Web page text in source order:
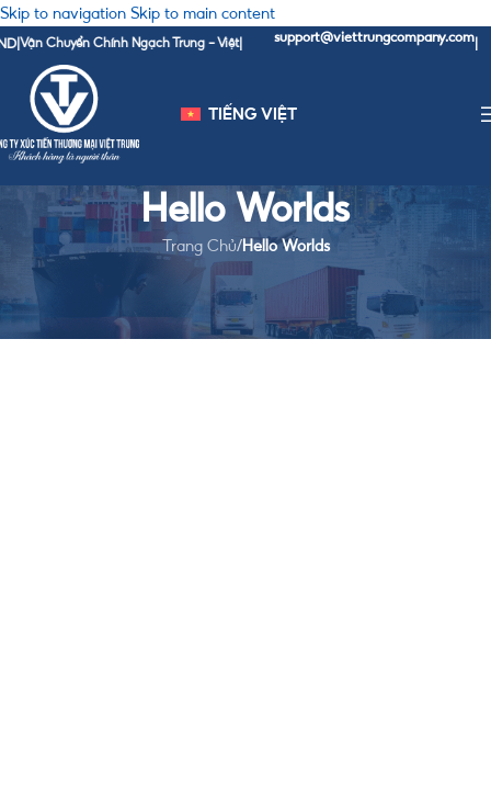
Skip to navigation Skip to main content
|Vận Chuyển Chính Ngạch Trung - Việt| support@viettrungcompany.com|
TIẾNG VIỆT
Hello Worlds
Trang Chủ/Hello Worlds